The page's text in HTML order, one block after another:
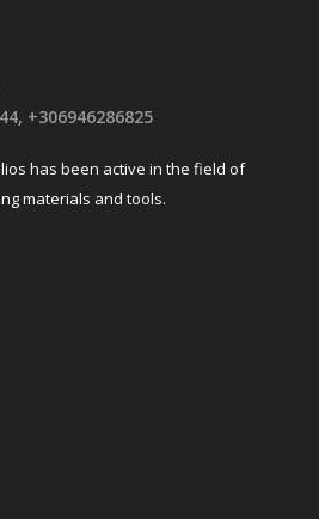
+306946286825
has been active in the field of
materials and tools.